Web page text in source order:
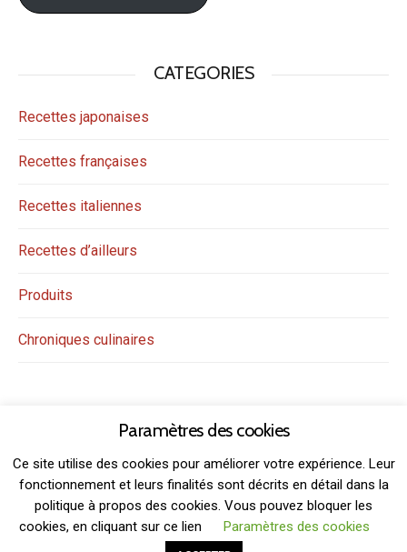
CATEGORIES
Recettes japonaises
Recettes françaises
Recettes italiennes
Recettes d’ailleurs
Produits
Chroniques culinaires
THEME: GRIDSBY BY MODERNTHEMES.NET
Paramètres des cookies
Ce site utilise des cookies pour améliorer votre expérience. Leur
fonctionnement et leurs finalités sont décrits en détail dans la
politique à propos des cookies. Vous pouvez bloquer les
cookies, en cliquant sur ce lien
Paramètres des cookies